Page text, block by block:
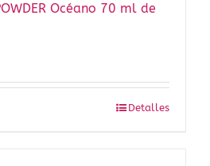
Océano 70 ml de
Detalles